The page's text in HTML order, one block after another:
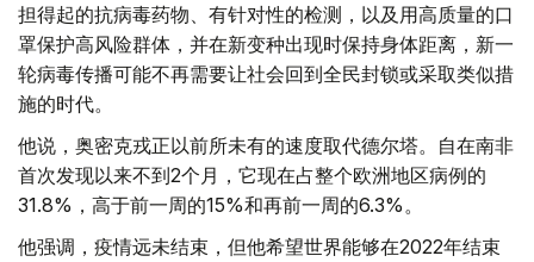
担得起的抗病毒药物、有针对性的检测，以及用高质量的口
罩保护高风险群体，并在新变种出现时保持身体距离，新一
轮病毒传播可能不再需要让社会回到全民封锁或采取类似措
施的时代。
他说，奥密克戎正以前所未有的速度取代德尔塔。自在南非
首次发现以来不到2个月，它现在占整个欧洲地区病例的
31.8%，高于前一周的15%和再前一周的6.3%。
他强调，疫情远未结束，但他希望世界能够在2022年结束